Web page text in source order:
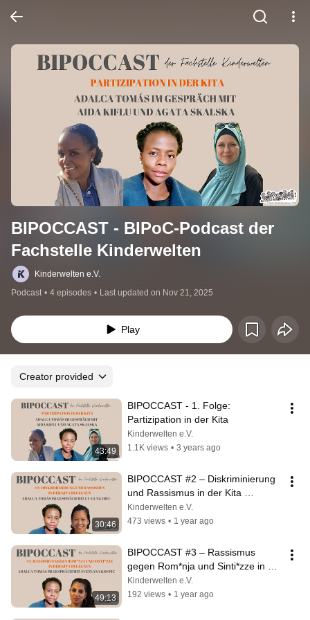
BIPOCCAST - BIPoC-Podcast der
Fachstelle Kinderwelten
Kinderwelten e.V.
Podcast • 4 episodes • Last updated on Nov 21, 2025
Play
Creator provided
43:49
BIPOCCAST - 1. Folge:
Partizipation in der Kita
Kinderwelten e.V.
1.1K views • 3 years ago
30:46
BIPOCCAST #2 – Diskriminierung
und Rassismus in der Kita
begegnen
Kinderwelten e.V.
473 views • 1 year ago
49:13
BIPOCCAST #3 – Rassismus
gegen Rom*nja und Sinti*zze in der
Kita begegnen
Kinderwelten e.V.
192 views • 1 year ago